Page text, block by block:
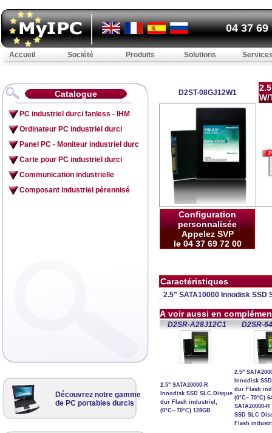
Catalogue D2ST-08GJ12W1
W/
Configuration
personnalisée
Appelez SVP
le 04 37 69 72 00
Caractéristiques
_2.5" SATA10000 Innodisk
A voir aussi en
D2SR-A28J12C1 D2SR-
2.5" SATA20000-R
Innodisk SSD SLC Disque
dur Flash industriel,
(0°C~ 70°C) 128GB
2.5"
Innodisk
dur Flash
(0°C~ 70°C)
SATA20000-
SSD SLC
Flash
PC industriel durci fanless - IHM
Ordinateur PC industriel durci
Panel PC - Moniteur industriel durc
Carte pour PC industriel durci
Communication industrielle
Composant industriel pérennisé
Découvrez notre gamme
de PC portables durcis
Accueil Société Produits Solutions
04 37 69